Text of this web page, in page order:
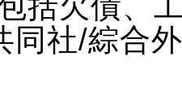
社/綜合